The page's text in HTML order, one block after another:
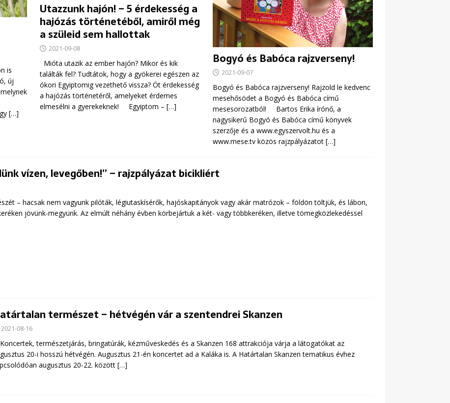
is
új
[…]
Utazzunk hajón! – 5 érdekesség a
hajózás történetéből, amiről még
a szüleid sem hallottak
2021-09-08
Mióta utazik az ember hajón? Mikor és kik
találták fel? Tudtátok, hogy a gyökerei egészen az
ókori Egyiptomig vezethető vissza? Öt érdekesség
a hajózás történetéről, amelyeket érdemes
elmesélni a gyerekeknek! Egyiptom – […]
Bogyó és Babóca rajzverseny!
2021-09-07
Bogyó és Babóca rajzverseny! Rajzold le kedvenc
mesehősödet a Bogyó és Babóca című
mesesorozatból! Bartos Erika írónő, a
nagysikerű Bogyó és Babóca című könyvek
szerzője és a www.egyszervolt.hu és a
www.mese.tv közös rajzpályázatot […]
vízen, levegőben!” – rajzpályázat bicikliért
– hacsak nem vagyunk pilóták, légiutaskísérők, hajóskapitányok vagy akár matrózok – földön töltjük, és lábon,
jövünk-megyünk. Az elmúlt néhány évben körbejártuk a két- vagy többkeréken, illetve tömegközlekedéssel
természet – hétvégén vár a szentendrei Skanzen
2021-08-16
természetjárás, bringatúrák, kézműveskedés és a Skanzen 168 attrakciója várja a látogatókat az
20-i hosszú hétvégén. Augusztus 21-én koncertet ad a Kaláka is. A Határtalan Skanzen tematikus évhez
augusztus 20-22. között […]